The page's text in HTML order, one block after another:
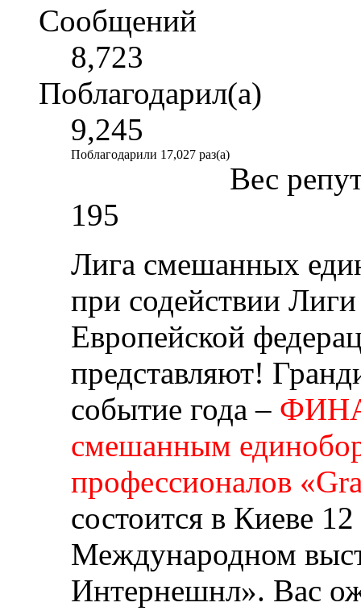
Сообщений
8,723
Поблагодарил(а)
9,245
Поблагодарили 17,027 раз(а)
Вес
195
Лига смешанных
при содействии
Европейской
представляют!
событие года –
смешанным
профессионалов
состоится в Киеве
Международном
Интернешнл». Вас